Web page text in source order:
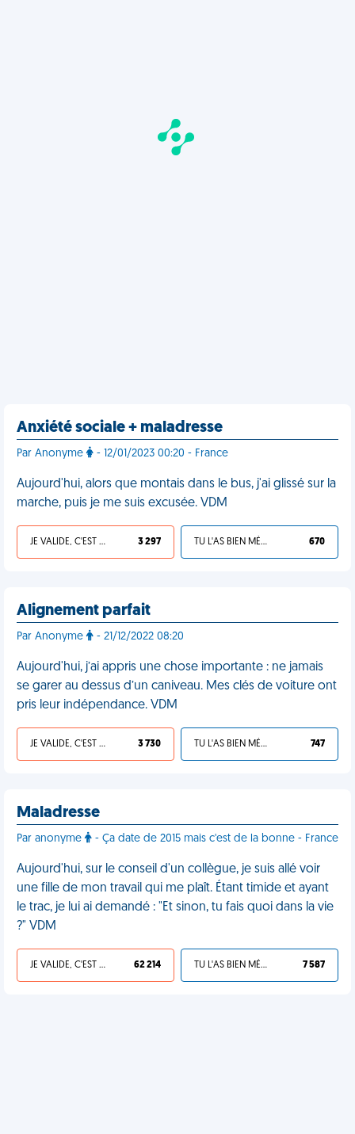
Anxiété sociale + maladresse
Par Anonyme - 12/01/2023 00:20 - France
Aujourd'hui, alors que montais dans le bus, j'ai glissé sur la
marche, puis je me suis excusée. VDM
JE VALIDE, C'EST UNE VDM 3 297 TU L'AS BIEN MÉRITÉ 670
Alignement parfait
Par Anonyme - 21/12/2022 08:20
Aujourd'hui, j’ai appris une chose importante : ne jamais
se garer au dessus d’un caniveau. Mes clés de voiture ont
pris leur indépendance. VDM
JE VALIDE, C'EST UNE VDM 3 730 TU L'AS BIEN MÉRITÉ 747
Maladresse
Par anonyme - Ça date de 2015 mais c'est de la bonne - France
Aujourd'hui, sur le conseil d'un collègue, je suis allé voir
une fille de mon travail qui me plaît. Étant timide et ayant
le trac, je lui ai demandé : "Et sinon, tu fais quoi dans la vie
?" VDM
JE VALIDE, C'EST UNE VDM 62 214 TU L'AS BIEN MÉRITÉ 7 587